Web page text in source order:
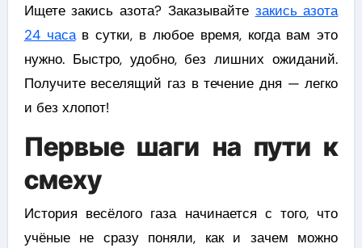
Ищете закись азота? Заказывайте закись азота
24 часав сутки, в любое время, когда вам это
нужно. Быстро, удобно, без лишних ожиданий.
Получите веселящий газ в течение дня — легко
и без хлопот!
Первые шаги на пути к
смеху
История весёлого газа начинается с того, что
учёные не сразу поняли, как и зачем можно